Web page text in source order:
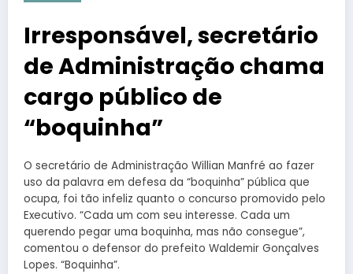
Irresponsável, secretário
de Administração chama
cargo público de
“boquinha”
O secretário de Administração Willian Manfré ao fazer
uso da palavra em defesa da “boquinha” pública que
ocupa, foi tão infeliz quanto o concurso promovido pelo
Executivo. “Cada um com seu interesse. Cada um
querendo pegar uma boquinha, mas não consegue”,
comentou o defensor do prefeito Waldemir Gonçalves
Lopes. “Boquinha”.